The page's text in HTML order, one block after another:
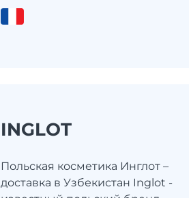
INGLOT
Польская косметика Инглот –
доставка в Узбекистан Inglot -